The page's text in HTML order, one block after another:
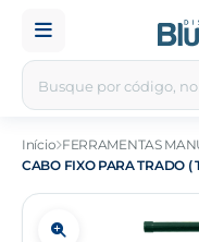
Início FERRAMENTAS
CABO FIXO PARA TRADO (